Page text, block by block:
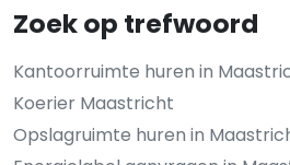
Zoek op trefwoord
Kantoorruimte huren in
Koerier Maastricht
Opslagruimte huren in